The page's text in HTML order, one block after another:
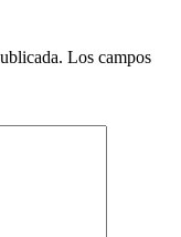
Los campos